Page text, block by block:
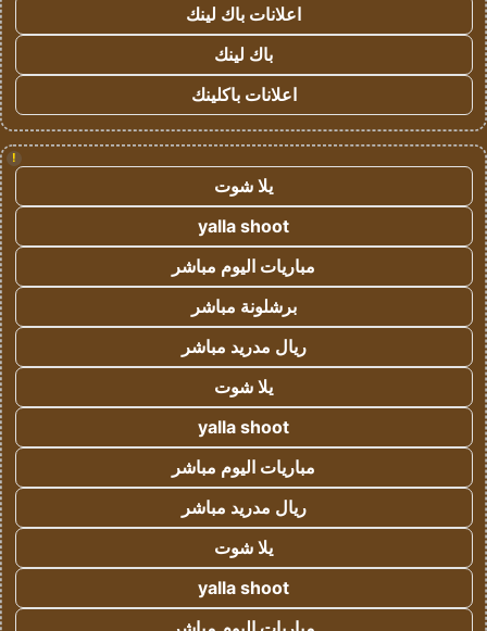
اعلانات باك لينك
باك لينك
اعلانات باكلينك
!
يلا شوت
yalla shoot
مباريات اليوم مباشر
برشلونة مباشر
ريال مدريد مباشر
يلا شوت
yalla shoot
مباريات اليوم مباشر
ريال مدريد مباشر
يلا شوت
yalla shoot